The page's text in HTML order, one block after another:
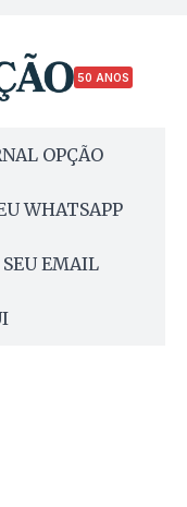
50 ANOS
OPÇÃO
WHATSAPP
EMAIL